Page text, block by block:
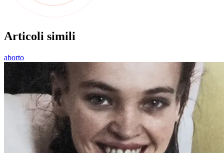
Articoli simili
aborto